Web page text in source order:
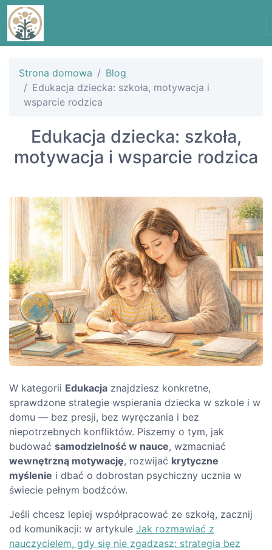
Strona domowa
Blog
Edukacja dziecka: szkoła, motywacja i
wsparcie rodzica
Edukacja dziecka: szkoła,
motywacja i wsparcie rodzica
W kategorii Edukacja znajdziesz konkretne,
sprawdzone strategie wspierania dziecka w szkole i w
domu — bez presji, bez wyręczania i bez
niepotrzebnych konfliktów. Piszemy o tym, jak
budować samodzielność w nauce, wzmacniać
wewnętrzną motywację, rozwijać krytyczne
myślenie i dbać o dobrostan psychiczny ucznia w
świecie pełnym bodźców.
Jeśli chcesz lepiej współpracować ze szkołą, zacznij
od komunikacji: w artykule Jak rozmawiać z
nauczycielem, gdy się nie zgadzasz: strategia bez